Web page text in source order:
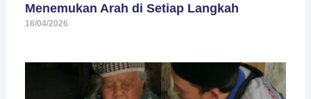
Menemukan Arah di Setiap Langkah
16/04/2026